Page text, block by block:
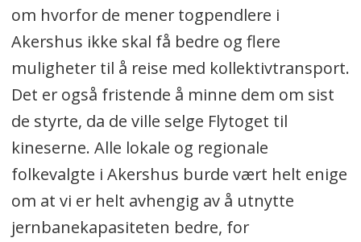
om hvorfor de mener togpendlere i
Akershus ikke skal få bedre og flere
muligheter til å reise med kollektivtransport.
Det er også fristende å minne dem om sist
de styrte, da de ville selge Flytoget til
kineserne. Alle lokale og regionale
folkevalgte i Akershus burde vært helt enige
om at vi er helt avhengig av å utnytte
jernbanekapasiteten bedre, for